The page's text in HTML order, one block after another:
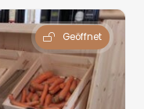
Geöffnet